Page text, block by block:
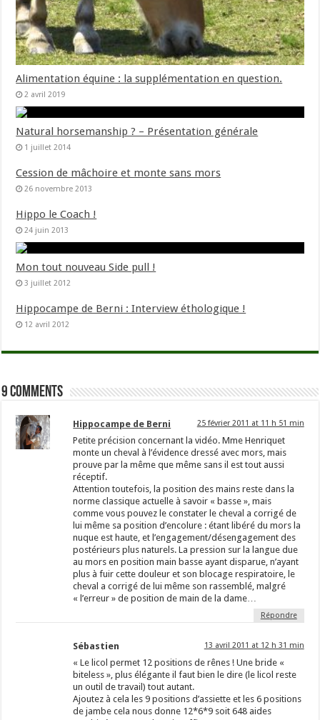
Alimentation équine : la supplémentation en question.
2 avril 2019
Natural horsemanship ? – Présentation générale
1 juillet 2014
Cession de mâchoire et monte sans mors
26 novembre 2013
Hippo le Coach !
24 juin 2013
Mon tout nouveau Side pull !
3 juillet 2012
Hippocampe de Berni : Interview éthologique !
12 avril 2012
9 comments
Hippocampe de Berni 25 février 2011 at 11 h 51 min
Petite précision concernant la vidéo. Mme Henriquet
monte un cheval à l’évidence dressé avec mors, mais
prouve par la même que même sans il est tout aussi
réceptif.
Attention toutefois, la position des mains reste dans la
norme classique actuelle à savoir « basse », mais
comme vous pouvez le constater le cheval a corrigé de
lui même sa position d’encolure : étant libéré du mors la
nuque est haute, et l’engagement/désengagement des
postérieurs plus naturels. La pression sur la langue due
au mors en position main basse ayant disparue, n’ayant
plus à fuir cette douleur et son blocage respiratoire, le
cheval a corrigé de lui même son rassemblé, malgré
« l’erreur » de position de main de la dame…
Répondre
Sébastien 13 avril 2011 at 12 h 31 min
« Le licol permet 12 positions de rênes ! Une bride «
biteless », plus élégante il faut bien le dire (le licol reste
un outil de travail) tout autant.
Ajoutez à cela les 9 positions d’assiette et les 6 positions
de jambe cela nous donne 12*6*9 soit 648 aides